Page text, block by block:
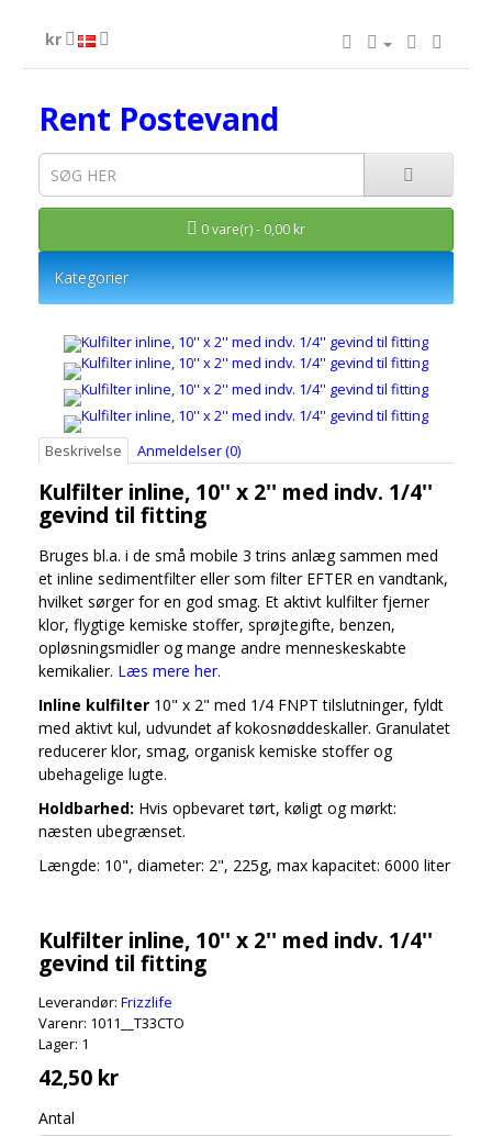
kr
Rent Postevand
0 vare(r) - 0,00 kr
Kategorier
Beskrivelse Anmeldelser (0)
Kulfilter inline, 10'' x 2'' med indv. 1/4''
gevind til fitting
Bruges bl.a. i de små mobile 3 trins anlæg sammen med
et inline sedimentfilter eller som filter EFTER en vandtank,
hvilket sørger for en god smag. Et aktivt kulfilter fjerner
klor, flygtige kemiske stoffer, sprøjtegifte, benzen,
opløsningsmidler og mange andre menneskeskabte
kemikalier. Læs mere her.
Inline kulfilter 10" x 2" med 1/4 FNPT tilslutninger, fyldt
med aktivt kul, udvundet af kokosnøddeskaller. Granulatet
reducerer klor, smag, organisk kemiske stoffer og
ubehagelige lugte.
Holdbarhed: Hvis opbevaret tørt, køligt og mørkt:
næsten ubegrænset.
Længde: 10", diameter: 2", 225g, max kapacitet: 6000 liter
Kulfilter inline, 10'' x 2'' med indv. 1/4''
gevind til fitting
Leverandør: Frizzlife
Varenr: 1011__T33CTO
Lager: 1
42,50 kr
Antal